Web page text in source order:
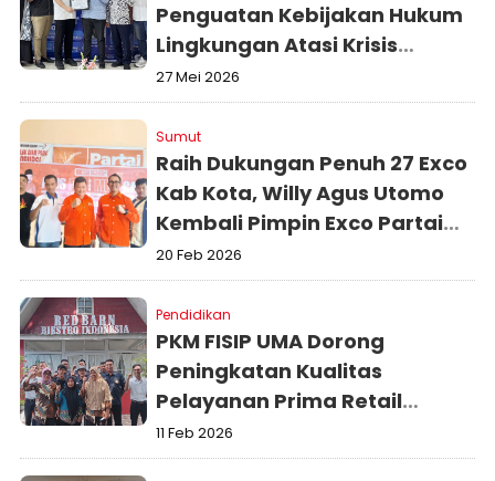
Penguatan Kebijakan Hukum
Lingkungan Atasi Krisis
Pesisir Sumatera Utara
27 Mei 2026
Sumut
Raih Dukungan Penuh 27 Exco
Kab Kota, Willy Agus Utomo
Kembali Pimpin Exco Partai
Buruh Sumut Priode 2026 -
2031
20 Feb 2026
Pendidikan
PKM FISIP UMA Dorong
Peningkatan Kualitas
Pelayanan Prima Retail
Fashion melalui Penguatan
Komunikasi Efektif
11 Feb 2026